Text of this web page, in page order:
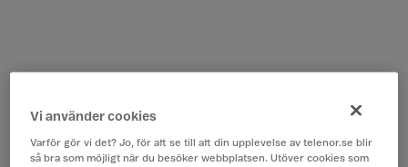
Vi använder cookies
Varför gör vi det? Jo, för att se till att din upplevelse av telenor.se blir
så bra som möjligt när du besöker webbplatsen. Utöver cookies som